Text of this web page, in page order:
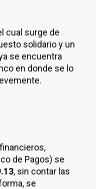
cual surge de
solidario y un
se encuentra
en donde se lo
de Pagos) se
, sin contar las
se